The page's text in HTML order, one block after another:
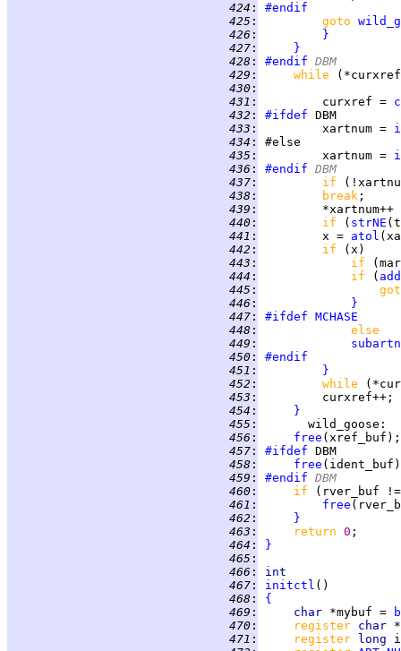
424 :
#endif
425 : goto
426 :
}
427 :
}
428 : #endif DBM
429 : while
430 :
431 :
         curxref =
432 : #ifdef
433 :
         xartnum =
434 :
435 :
         xartnum =
436 : #endif DBM
437 : if
438 : break
439 :
440 : if ( strNE
441 :
         x =
atol
442 : if
443 : if
444 : if (
445 :
446 :
}
447 : #ifdef MCHASE
448 :
else
449 :
450 :
#endif
451 :
}
452 : while
453 :
454 :
}
455 : wild_goose
456 :
free
457 : #ifdef
458 :
free
459 : #endif DBM
460 : if
(rver_buf
461 :
free
462 :
}
463 : return 0
464 :
}
465 :
466 :
int
467 : initctl
468 :
{
469 : char *mybuf =
470 : register char
471 : register
long